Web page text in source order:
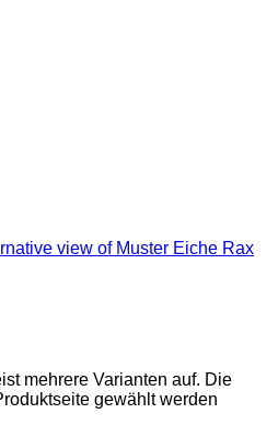
mehrere Varianten auf. Die
gewählt werden